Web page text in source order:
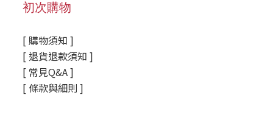
初次購物
[ 購物須知 ]
[ 退貨退款須知 ]
[ 常見Q&A ]
[ 條款與細則 ]